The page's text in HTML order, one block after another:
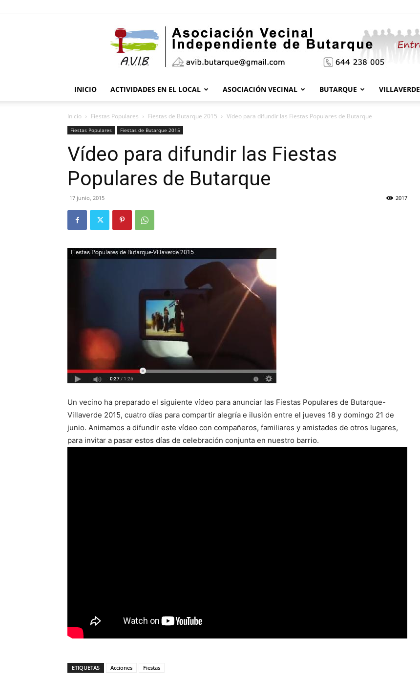
Vecinal
INICIO ACTIVIDADES EN EL LOCAL ASOCIACIÓN VECINAL BUTARQUE VILLAVERDE
Inicio Fiestas Populares Fiestas de Butarque 2015 Vídeo para difundir las Fiestas Populares de Butarque
Fiestas Populares Fiestas de Butarque 2015
Vídeo para difundir las Fiestas
Populares de Butarque
17 junio, 2015 2017
Un vecino ha preparado el siguiente vídeo para anunciar las Fiestas Populares de Butarque-
Villaverde 2015, cuatro días para compartir alegría e ilusión entre el jueves 18 y domingo 21 de
junio. Animamos a difundir este vídeo con compañeros, familiares y amistades de otros lugares,
para invitar a pasar estos días de celebración conjunta en nuestro barrio.
ETIQUETAS Acciones Fiestas